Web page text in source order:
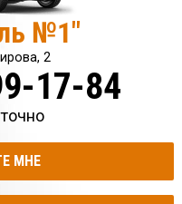
№1"
2
17-84
МНЕ